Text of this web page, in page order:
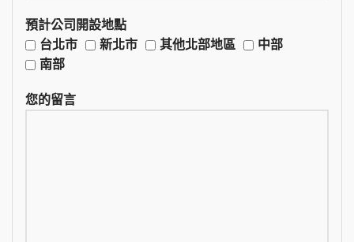
預計公司開設地點
台北市
新北市 其他北部地區
中部
南部
您的留言